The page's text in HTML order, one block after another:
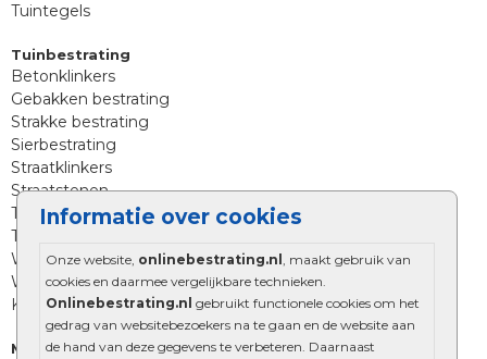
Informatie over cookies
Onze website, onlinebestrating.nl , maakt gebruik van
cookies en daarmee vergelijkbare technieken.
Onlinebestrating.nl gebruikt functionele cookies om het
gedrag van websitebezoekers na te gaan en de website aan
de hand van deze gegevens te verbeteren. Daarnaast
Tuintegels
Tuinbestrating
Betonklinkers
Gebakken bestrating
Strakke bestrating
Sierbestrating
Straatklinkers
Straatstenen
Trommelstenen
Tuinstenen
Waalformaat
Wildverband bestrating
Kingstones
Muurelementen